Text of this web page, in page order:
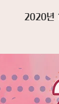
2020년